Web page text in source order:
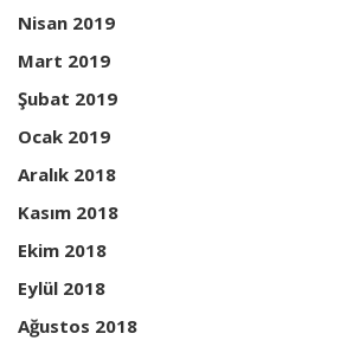
Nisan 2019
Mart 2019
Şubat 2019
Ocak 2019
Aralık 2018
Kasım 2018
Ekim 2018
Eylül 2018
Ağustos 2018